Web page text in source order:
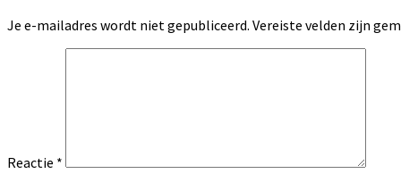
Je e-mailadres wordt niet gepubliceerd. Vereiste velden zijn
Reactie *